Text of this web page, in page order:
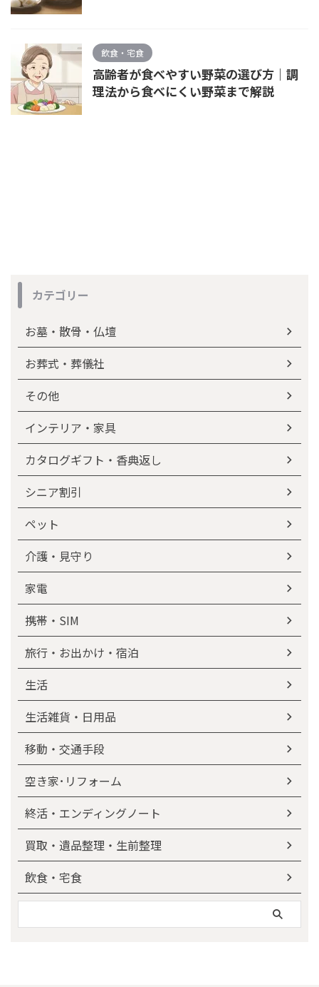
飲食・宅食
高齢者が食べやすい野菜の選び方｜調
理法から食べにくい野菜まで解説
カテゴリー
お墓・散骨・仏壇
お葬式・葬儀社
その他
インテリア・家具
カタログギフト・香典返し
シニア割引
ペット
介護・見守り
家電
携帯・SIM
旅行・お出かけ・宿泊
生活
生活雑貨・日用品
移動・交通手段
空き家･リフォーム
終活・エンディングノート
買取・遺品整理・生前整理
飲食・宅食